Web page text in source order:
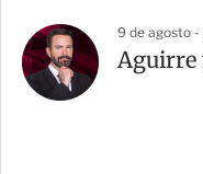
9 de agosto
Aguirre